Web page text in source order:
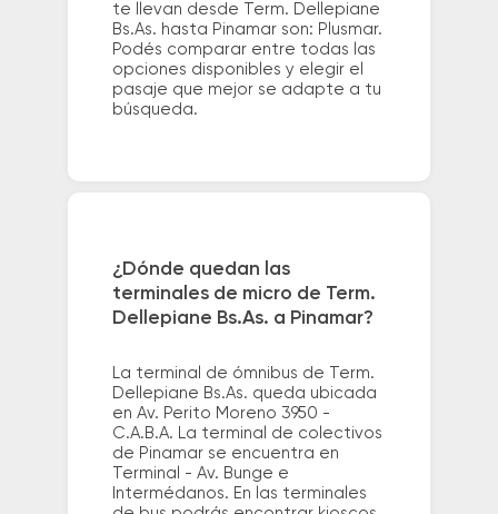
te llevan desde Term. Dellepiane
Bs.As. hasta Pinamar son: Plusmar.
Podés comparar entre todas las
opciones disponibles y elegir el
pasaje que mejor se adapte a tu
búsqueda.
¿Dónde quedan las
terminales de micro de Term.
Dellepiane Bs.As. a Pinamar?
La terminal de ómnibus de Term.
Dellepiane Bs.As. queda ubicada
en Av. Perito Moreno 3950 -
C.A.B.A. La terminal de colectivos
de Pinamar se encuentra en
Terminal - Av. Bunge e
Intermédanos. En las terminales